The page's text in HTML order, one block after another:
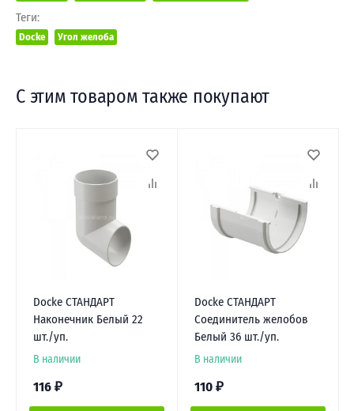
Теги:
Docke Угол желоба
С этим товаром также покупают
Docke СТАНДАРТ
Наконечник Белый 22
шт./уп.
В наличии
116 ₽
Docke СТАНДАРТ
Соединитель желобов
Белый 36 шт./уп.
В наличии
110 ₽